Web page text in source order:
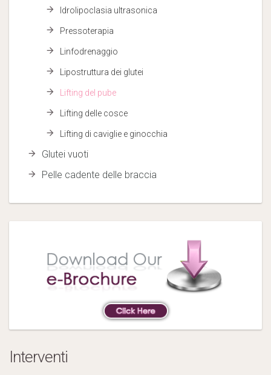
Idrolipoclasia ultrasonica
Pressoterapia
Linfodrenaggio
Lipostruttura dei glutei
Lifting del pube
Lifting delle cosce
Lifting di caviglie e ginocchia
Glutei vuoti
Pelle cadente delle braccia
Interventi